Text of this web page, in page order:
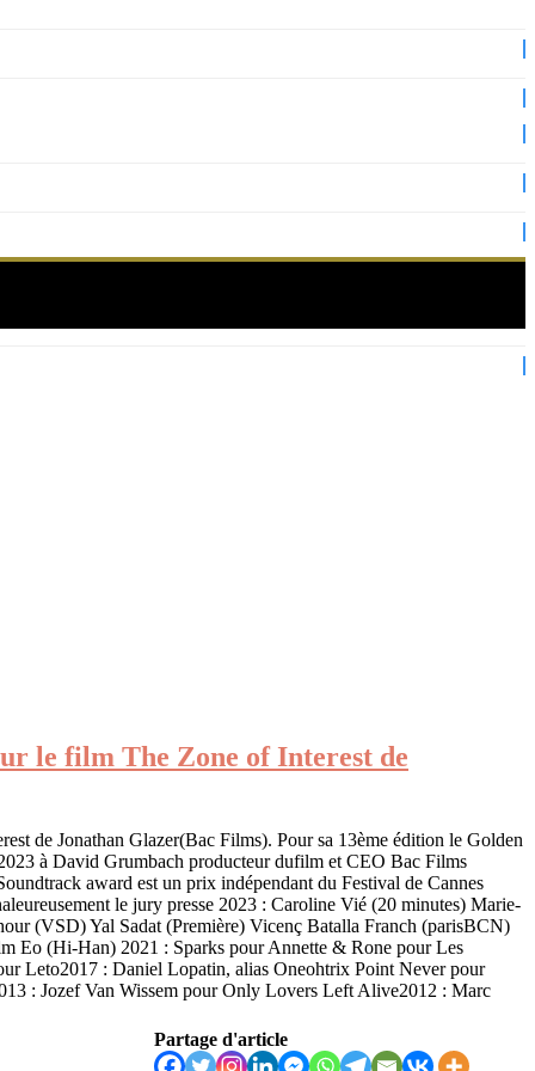
le film The Zone of Interest de
de Jonathan Glazer(Bac Films). Pour sa 13ème édition le Golden
à David Grumbach producteur dufilm et CEO Bac Films
award est un prix indépendant du Festival de Cannes
le jury presse 2023 : Caroline Vié (20 minutes) Marie-
(VSD) Yal Sadat (Première) Vicenç Batalla Franch (parisBCN)
Eo (Hi-Han) 2021 : Sparks pour Annette & Rone pour Les
Leto2017 : Daniel Lopatin, alias Oneohtrix Point Never pour
: Jozef Van Wissem pour Only Lovers Left Alive2012 : Marc
Partage d'article